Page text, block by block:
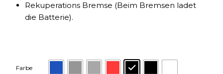
Rekuperations Bremse (Beim Bremsen ladet
die Batterie).
Farbe